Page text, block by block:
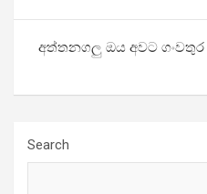
අත්තනගලු ඔය අවට
Search